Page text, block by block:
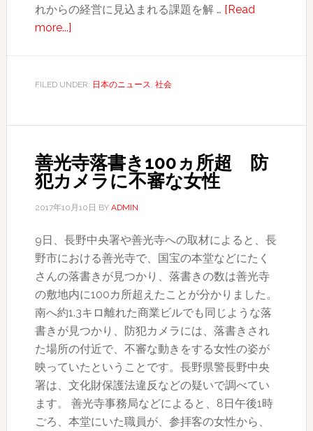
れからの経営に見込まれる課題を解 … [Read
more...]about
フ
が
サ
ー
ク
K
サ
ン
ク
ス
閉
鎖
FILED UNDER: 日本のニュース, 社会
善光寺落書き100ヵ所超 防
犯カメラに不審な女性
2017年10月10日 BY ADMIN
9日、長野中央署や善光寺への取材によると、長
野市における善光寺で、国宝の本堂などにたく
さんの落書きが見つかり、落書きの数は善光寺
の敷地内に100カ所超えたことが分かりました。
南へ約1.3キロ離れた商業ビルでも同じような落
書きが見つかり、防犯カメラには、落書きされ
た場所の付近で、不審な動きをする女性の姿が
映っていたということです。長野県警長野中央
署は、文化財保護法違反などの疑いで調べてい
ます。 善光寺事務局などによると、8日午後1時
ごろ、本堂にいた職員が、参拝客の女性から、